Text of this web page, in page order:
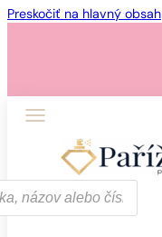
Preskočiť na hlavný obsah